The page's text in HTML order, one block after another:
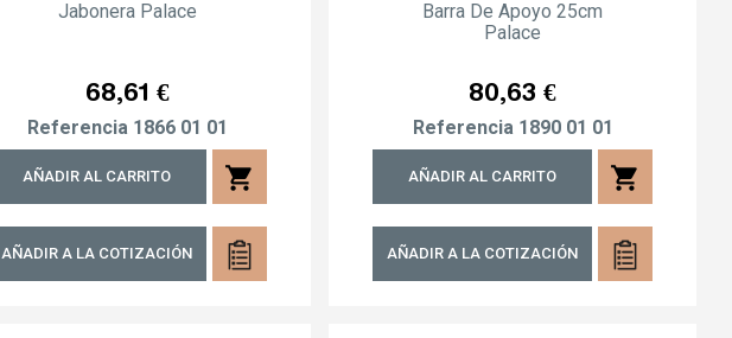
Jabonera Palace
Precio
68,61 €
Referencia 1866 01 01
AÑADIR AL CARRITO shopping_cart
AÑADIR A LA COTIZACIÓN
Barra De Apoyo 25cm
Palace
Precio
80,63 €
Referencia 1890 01 01
AÑADIR AL CARRITO shopping_cart
AÑADIR A LA COTIZACIÓN